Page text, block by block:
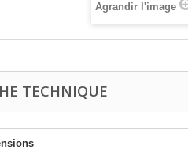
Agrandir l'image
TECHNIQUE